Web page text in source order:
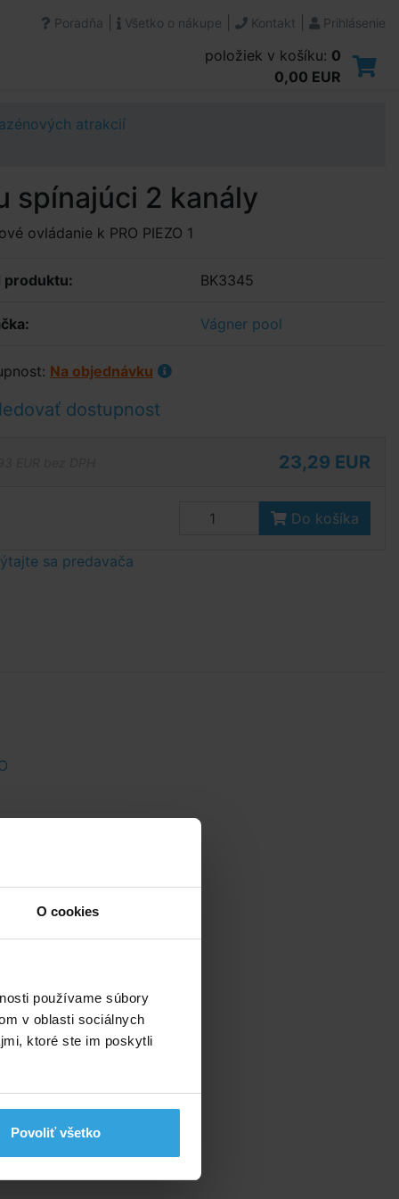
O cookies
používame súbory
v oblasti sociálnych
ktoré ste im poskytli
Povoliť všetko
Poradňa Všetko o nákupe Kontakt Prihlásenie
položiek v košíku: 0
0,00 EUR
atrakcií
spínajúci 2 kanály
ovládanie k PRO PIEZO 1
produktu: BK3345
Vágner pool
Na objednávku
dostupnost
23,29 EUR
Do košíka
sa predavača
5